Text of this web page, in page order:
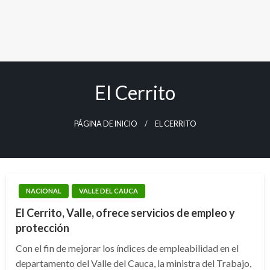
El Cerrito
PÁGINA DE INICIO EL CERRITO
NACIONAL VALLE DEL CAUCA
El Cerrito, Valle, ofrece servicios de empleo y
protección
Con el fin de mejorar los índices de empleabilidad en el
departamento del Valle del Cauca, la ministra del Trabajo,